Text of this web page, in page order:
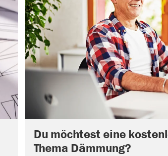
Du möchtest eine
Thema Dämmung?